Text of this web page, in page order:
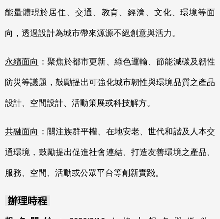
能量體現於居住、交通、教育、經濟、文化、環境等面
向，透過設計為城市帶來源源不絕創意與活力。
永續面向 ：聚焦於都市更新、綠色運輸、節能減碳及韌性
防災等議題，鼓勵提出可強化城市韌性與環境品質之產品
設計、空間設計、活動策展或科技解方。
共融面向 ：關注族群平權、在地安老、世代和諧及人本交
通環境，鼓勵提出促進社會連結、打造友善環境之產品、
服務、空間、活動或公眾平台等創新實踐。
辦理時程